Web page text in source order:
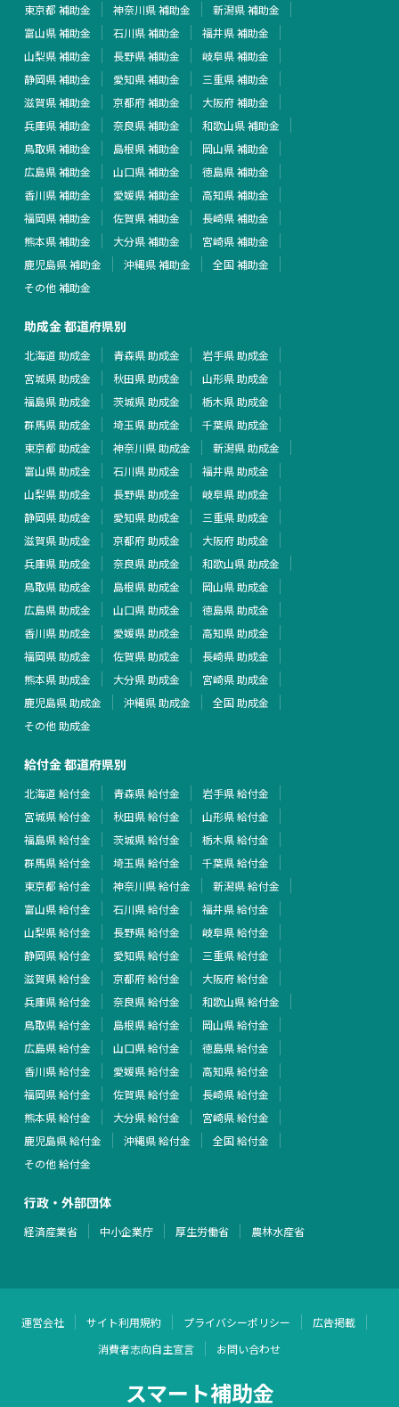
東京都 補助金
神奈川県 補助金
新潟県 補助金
富山県 補助金
石川県 補助金
福井県 補助金
山梨県 補助金
長野県 補助金
岐阜県 補助金
静岡県 補助金
愛知県 補助金
三重県 補助金
滋賀県 補助金
京都府 補助金
大阪府 補助金
兵庫県 補助金
奈良県 補助金
和歌山県 補助金
鳥取県 補助金
島根県 補助金
岡山県 補助金
広島県 補助金
山口県 補助金
徳島県 補助金
香川県 補助金
愛媛県 補助金
高知県 補助金
福岡県 補助金
佐賀県 補助金
長崎県 補助金
熊本県 補助金
大分県 補助金
宮崎県 補助金
鹿児島県 補助金
沖縄県 補助金
全国 補助金
その他 補助金
助成金 都道府県別
北海道 助成金 青森県 助成金
岩手県 助成金
宮城県 助成金
秋田県 助成金
山形県 助成金
福島県 助成金
茨城県 助成金
栃木県 助成金
群馬県 助成金
埼玉県 助成金
千葉県 助成金
東京都 助成金
神奈川県 助成金
新潟県 助成金
富山県 助成金
石川県 助成金
福井県 助成金
山梨県 助成金
長野県 助成金
岐阜県 助成金
静岡県 助成金
愛知県 助成金
三重県 助成金
滋賀県 助成金
京都府 助成金
大阪府 助成金
兵庫県 助成金
奈良県 助成金
和歌山県 助成金
鳥取県 助成金
島根県 助成金
岡山県 助成金
広島県 助成金
山口県 助成金
徳島県 助成金
香川県 助成金
愛媛県 助成金
高知県 助成金
福岡県 助成金
佐賀県 助成金
長崎県 助成金
熊本県 助成金
大分県 助成金
宮崎県 助成金
鹿児島県 助成金
沖縄県 助成金
全国 助成金
その他 助成金
給付金 都道府県別
北海道 給付金 青森県 給付金
岩手県 給付金
宮城県 給付金
秋田県 給付金
山形県 給付金
福島県 給付金
茨城県 給付金
栃木県 給付金
群馬県 給付金
埼玉県 給付金
千葉県 給付金
東京都 給付金
神奈川県 給付金
新潟県 給付金
富山県 給付金
石川県 給付金
福井県 給付金
山梨県 給付金
長野県 給付金
岐阜県 給付金
静岡県 給付金
愛知県 給付金
三重県 給付金
滋賀県 給付金
京都府 給付金
大阪府 給付金
兵庫県 給付金
奈良県 給付金
和歌山県 給付金
鳥取県 給付金
島根県 給付金
岡山県 給付金
広島県 給付金
山口県 給付金
徳島県 給付金
香川県 給付金
愛媛県 給付金
高知県 給付金
福岡県 給付金
佐賀県 給付金
長崎県 給付金
熊本県 給付金
大分県 給付金
宮崎県 給付金
鹿児島県 給付金
沖縄県 給付金
全国 給付金
その他 給付金
行政・外部団体
経済産業省 中小企業庁 厚生労働省 農林水産省
運営会社 サイト利用規約 プライバシーポリシー
広告掲載
消費者志向自主宣言
お問い合わせ
スマート補助金